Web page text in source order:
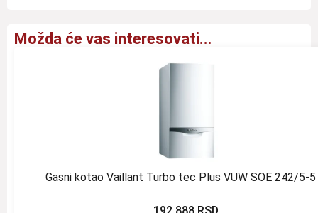
Možda će vas interesovati...
Gasni kotao Vaillant Turbo tec Plus VUW SOE 242/5-5